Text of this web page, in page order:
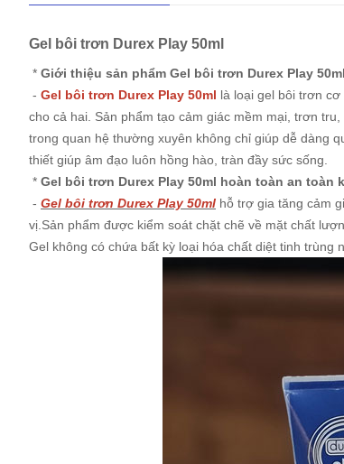
Gel bôi trơn Durex Play 50ml
* Giới thiệu sản phẩm Gel bôi trơn Durex Play 50ml
- Gel bôi trơn Durex Play 50ml là loại gel bôi trơn
cho cả hai. Sản phẩm tạo cảm giác mềm mại, trơn
trong quan hệ thường xuyên không chỉ giúp dễ dàng
thiết giúp âm đạo luôn hồng hào, tràn đầy sức sống.
* Gel bôi trơn Durex Play 50ml hoàn toàn an toàn
- Gel bôi trơn Durex Play 50ml hỗ trợ gia tăng cảm
vị.Sản phẩm được kiểm soát chặt chẽ về mặt chất
Gel không có chứa bất kỳ loại hóa chất diệt tinh trùng